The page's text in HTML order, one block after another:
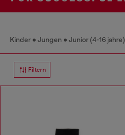
Kinder Jungen Junior (4-16 jahre)
Filtern